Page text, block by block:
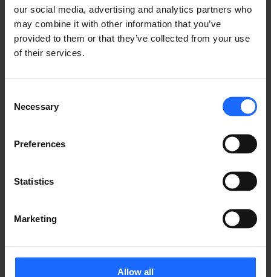
our social media, advertising and analytics partners who
may combine it with other information that you’ve
provided to them or that they’ve collected from your use
of their services.
Selection
Necessary
Preferences
Statistics
Marketing
Allow all
しかし、IoTソリューションが必要とする大量の複雑な
は変わってきます。RMSでは、それが可能になるので
す。例えていうならこの機能は、機器のオペレーション
えていただくとわかりやすいかもしれません。